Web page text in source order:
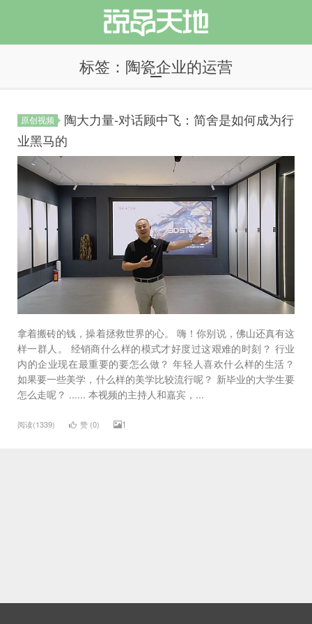
标签：陶瓷企业的运营
原创视频
陶大力量-对话顾中飞：简舍是如何成为行
业黑马的
拿着搬砖的钱，操着拯救世界的心。 嗨！你别说，佛山还真有这
样一群人。 经销商什么样的模式才好度过这艰难的时刻？ 行业
内的企业现在最重要的要怎么做？ 年轻人喜欢什么样的生活？
如果要一些美学，什么样的美学比较流行呢？ 新毕业的大学生要
怎么走呢？ ...... 本视频的主持人和嘉宾，...
阅读(1339) 赞 (0) 1